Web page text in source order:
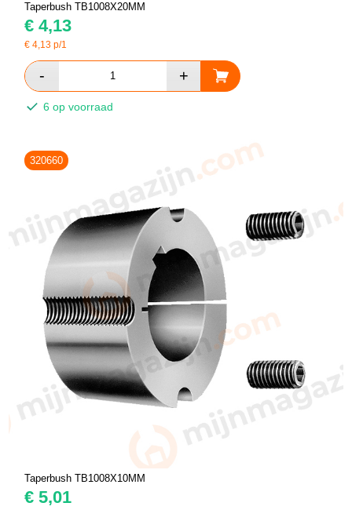
Taperbush TB1008X20MM
€ 4,13
€4,13 p/1
6 op voorraad
320660
Taperbush TB1008X10MM
€ 5,01